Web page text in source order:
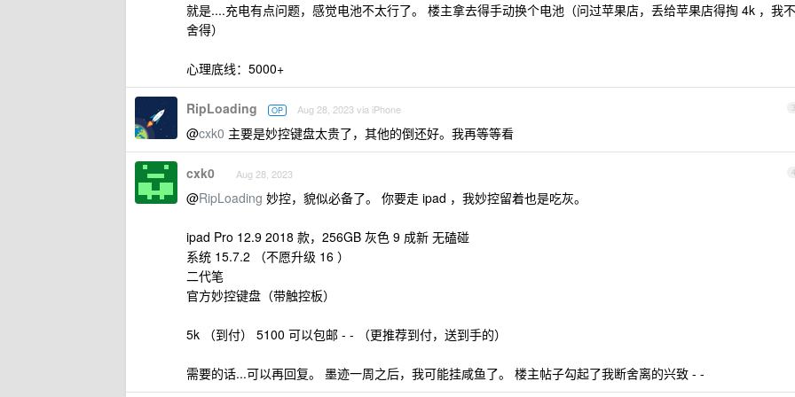
就是....充电有点问题，感觉电池不太行了。 楼主拿去得手动换个电池（问过苹果店，丢给苹果店得掏 4k ，我不
舍得）
心理底线：5000+
3
RipLoading OP Aug 28, 2023 via iPhone
@cxk0 主要是妙控键盘太贵了，其他的倒还好。我再等等看
4
cxk0 Aug 28, 2023
@RipLoading 妙控，貌似必备了。 你要走 ipad ，我妙控留着也是吃灰。
ipad Pro 12.9 2018 款，256GB 灰色 9 成新 无磕碰
系统 15.7.2 （不愿升级 16 ）
二代笔
官方妙控键盘（带触控板）
5k （到付） 5100 可以包邮 - - （更推荐到付，送到手的）
需要的话...可以再回复。 墨迹一周之后，我可能挂咸鱼了。 楼主帖子勾起了我断舍离的兴致 - -